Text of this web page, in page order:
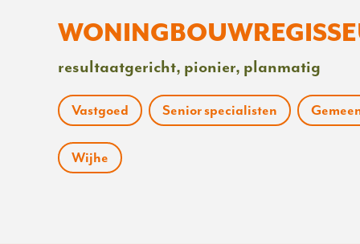
resultaatgericht, pionier, planmatig
Vastgoed Senior specialisten
Wijhe